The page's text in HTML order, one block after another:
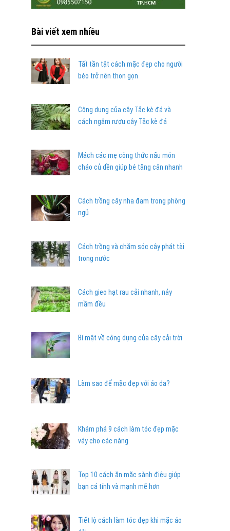
Bài viết xem nhiều
Tất tần tật cách mặc đẹp cho người
béo trở nên thon gọn
Công dụng của cây Tắc kè đá và
cách ngâm rượu cây Tắc kè đá
Mách các mẹ công thức nấu món
cháo củ dền giúp bé tăng cân nhanh
Cách trồng cây nha đam trong phòng
ngủ
Cách trồng và chăm sóc cây phát tài
trong nước
Cách gieo hạt rau cải nhanh, nảy
mầm đều
Bí mật về công dụng của cây cải trời
Làm sao để mặc đẹp với áo da?
Khám phá 9 cách làm tóc đẹp mặc
váy cho các nàng
Top 10 cách ăn mặc sành điệu giúp
bạn cá tính và mạnh mẽ hơn
Tiết lộ cách làm tóc đẹp khi mặc áo